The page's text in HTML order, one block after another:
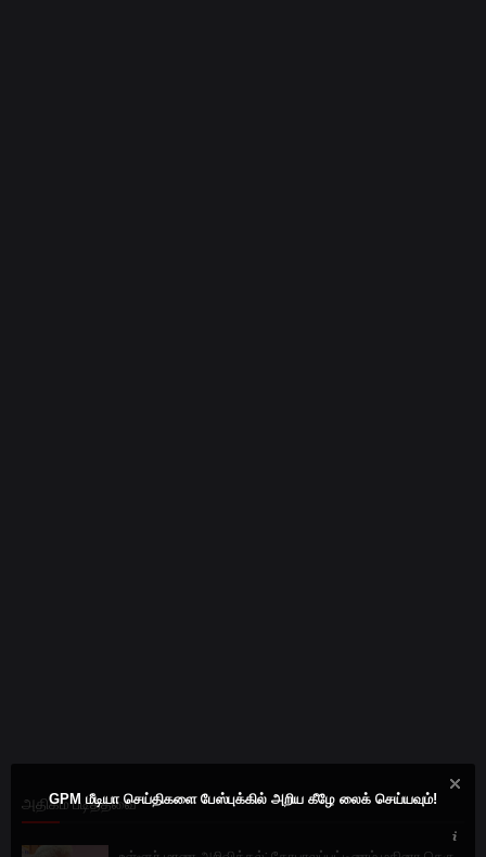
அதிகம் படித்தவை
GPM மீடியா செய்திகளை பேஸ்புக்கில் அறிய கீழே லைக் செய்யவும்!